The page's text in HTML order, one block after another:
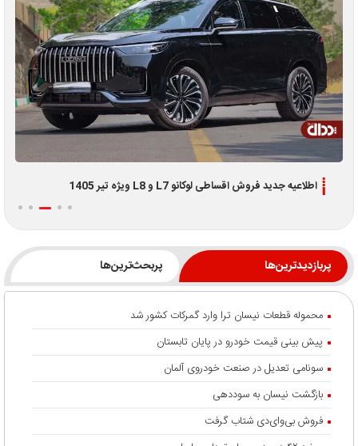
اطلاعیه جدید فروش اقساطی لوکانو L7 و L8 ویژه تیر 1405
پربازدیدترین‌ها پربحث‌ترین‌ها
محموله قطعات نیسان ترا وارد گمرکات کشور شد
پیش بینی قیمت خودرو در پایان تابستان
سونامی تعدیل در صنعت خودروی آلمان
بازگشت نیسان به سوددهی
فروش بی‌وای‌دی شتاب گرفت